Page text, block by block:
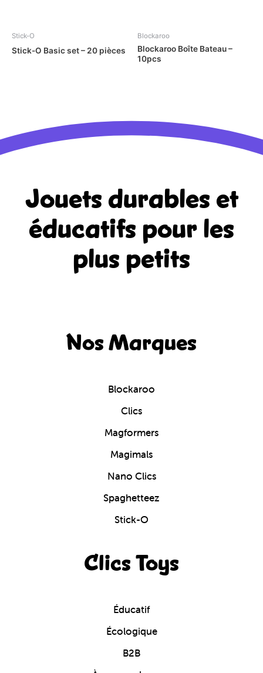
Stick-O
Stick-O Basic set – 20 pièces
Blockaroo
Blockaroo Boîte Bateau –
10pcs
Jouets durables et
éducatifs pour les
plus petits
Nos Marques
Blockaroo
Clics
Magformers
Magimals
Nano Clics
Spaghetteez
Stick-O
Clics Toys
Éducatif
Écologique
B2B